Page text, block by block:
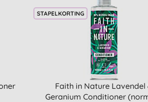
STAPELKORTING
Faith in Nature Lavendel
Geranium Conditioner